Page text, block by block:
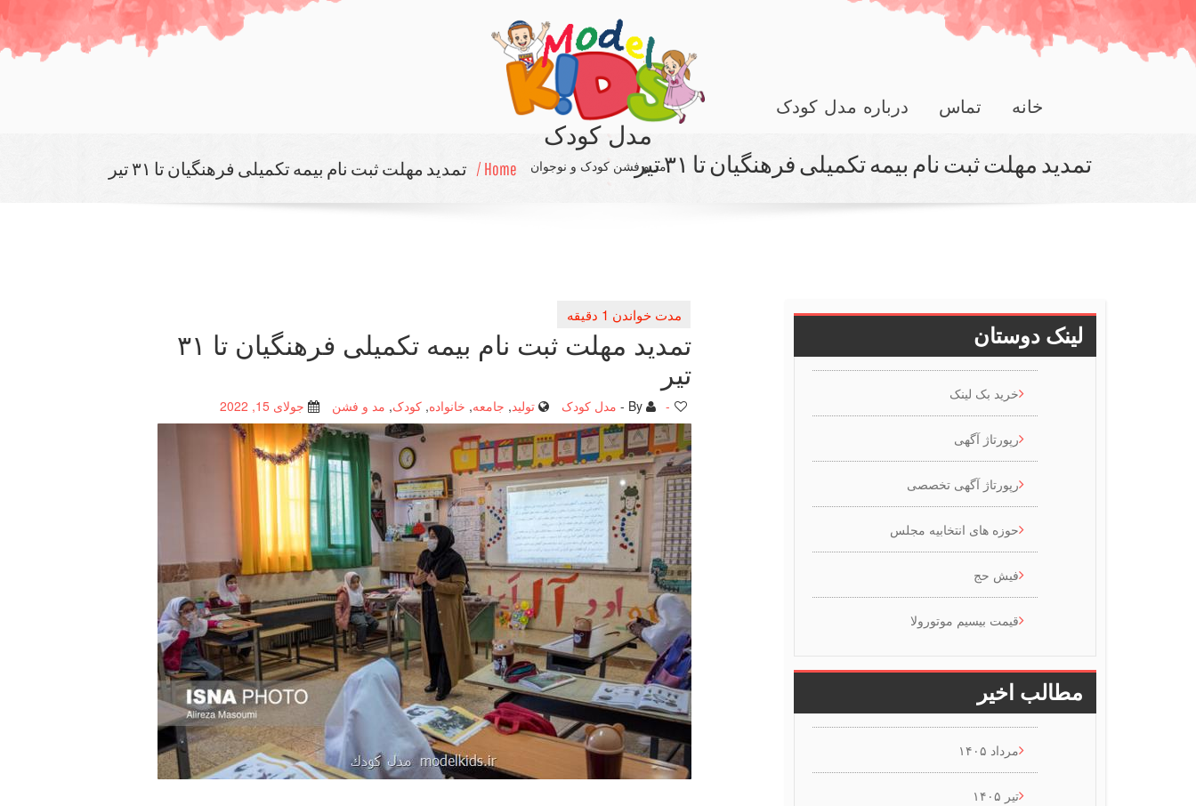
مدل کودک
مد و فشن کودک و نوجوان
خانه تماس درباره مدل کودک
Home / تمدید مهلت ثبت نام بیمه تکمیلی فرهنگیان تا ۳۱ تیر تمدید مهلت ثبت نام بیمه تکمیلی فرهنگیان تا ۳۱ تیر
تمدید مهلت ثبت نام بیمه تکمیلی فرهنگیان تا ۳۱
تیر
مدل کودک تولید, جامعه, خانواده, کودک, مد و فشن جولای 15, 2022 -
لینک دوستان
خرید بک لینک
رپورتاژ آگهی
رپورتاژ آگهی تخصصی
حوزه های انتخابیه مجلس
فیش حج
قیمت بیسیم موتورولا
مطالب اخیر
مرداد ۱۴۰۵
تیر ۱۴۰۵